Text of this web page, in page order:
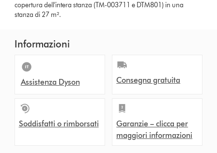
copertura dell'intera stanza (TM-003711 e DTM801) in una
stanza di 27 m².
Informazioni
Assistenza Dyson Consegna gratuita
Soddisfatti o rimborsati
Garanzie – clicca per
maggiori informazioni